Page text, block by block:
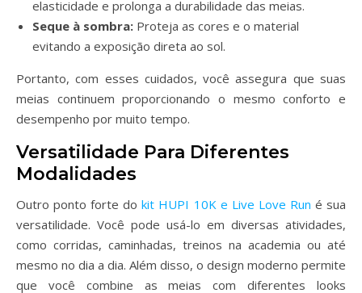
elasticidade e prolonga a durabilidade das meias.
Seque à sombra: Proteja as cores e o material
evitando a exposição direta ao sol.
Portanto, com esses cuidados, você assegura que suas
meias continuem proporcionando o mesmo conforto e
desempenho por muito tempo.
Versatilidade Para Diferentes
Modalidades
Outro ponto forte dokit HUPI 10K e Live Love Run é sua
versatilidade. Você pode usá-lo em diversas atividades,
como corridas, caminhadas, treinos na academia ou até
mesmo no dia a dia. Além disso, o design moderno permite
que você combine as meias com diferentes looks